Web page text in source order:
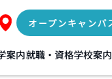
案内就職・資格学校案内